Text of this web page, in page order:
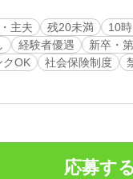
主夫 残20未満 10
経験者優遇 新卒・
クOK 社会保険制度
応募する